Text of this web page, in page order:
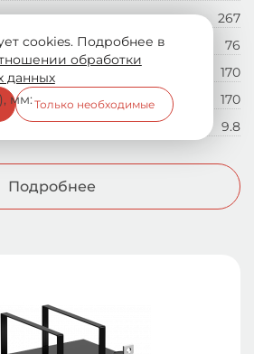
267
76
170
мм:
170
9.8
Подробнее
cookies. Подробнее в
обработки
данных
Только необходимые